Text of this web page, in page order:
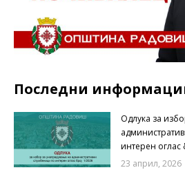
Последни
Одлука за
интерен оглас
23 април, 2026